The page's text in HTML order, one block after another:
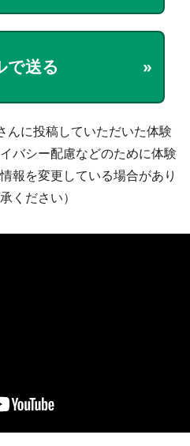
で送る
んに投稿していただいた体験
バシー配慮などのために体験
報を変更している場合があり
ください）